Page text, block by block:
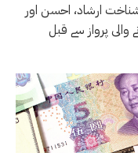
ارشاد، احسن اور
پرواز سے قبل